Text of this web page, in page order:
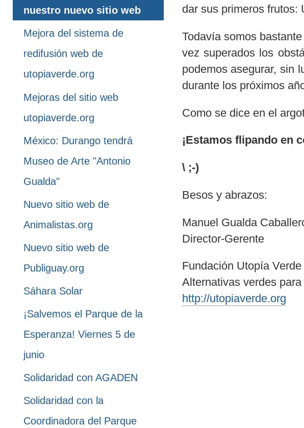
dar sus primeros frutos:
Todavía somos
vez superados los
podemos asegurar, sin
durante los próximos
Como se dice en el
¡Estamos flipando en
\ ;-)
Besos y abrazos:
Manuel Gualda
Director-Gerente
Fundación Utopía Verde
Alternativas verdes para
http://utopiaverde.org
nuestro nuevo sitio web
Mejora del sistema de
redifusión web de
utopiaverde.org
Mejoras del sitio web
utopiaverde.org
México: Durango tendrá
Museo de Arte "Antonio
Gualda"
Nuevo sitio web de
Animalistas.org
Nuevo sitio web de
Publiguay.org
Sáhara Solar
¡Salvemos el Parque de la
Esperanza! Viernes 5 de
junio
Solidaridad con AGADEN
Solidaridad con la
Coordinadora del Parque